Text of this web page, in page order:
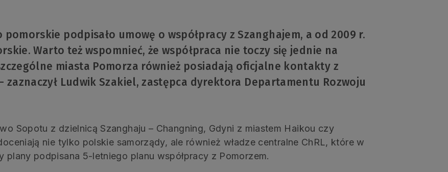
podpisało umowę o współpracy z Szanghajem, a od 2009 r.
Warto też wspomnieć, że współpraca nie toczy się jednie na
miasta Pomorza również posiadają oficjalne kontakty z
zaznaczył Ludwik Szakiel, zastępca dyrektora Departamentu Rozwoju
Sopotu z dzielnicą Szanghaju – Changning, Gdyni z miastem Haikou czy
nie tylko polskie samorządy, ale również władze centralne ChRL, które w
plany podpisana 5-letniego planu współpracy z Pomorzem.